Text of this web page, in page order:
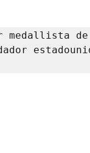
medallista